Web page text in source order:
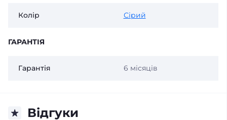
Колір Сірий
ГАРАНТІЯ
Гарантія 6 місяців
Відгуки